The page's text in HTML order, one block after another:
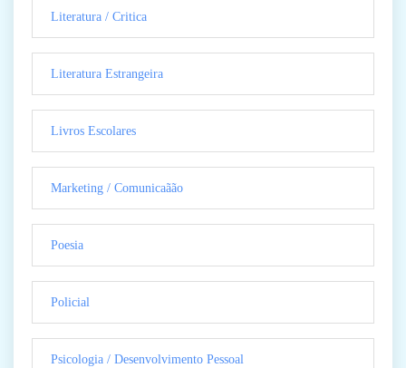
Literatura / Critica
Literatura Estrangeira
Livros Escolares
Marketing / Comunicaãão
Poesia
Policial
Psicologia / Desenvolvimento Pessoal